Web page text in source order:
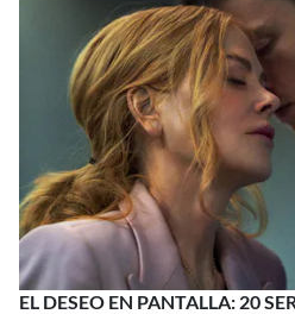
EL DESEO EN PANTALLA: 20